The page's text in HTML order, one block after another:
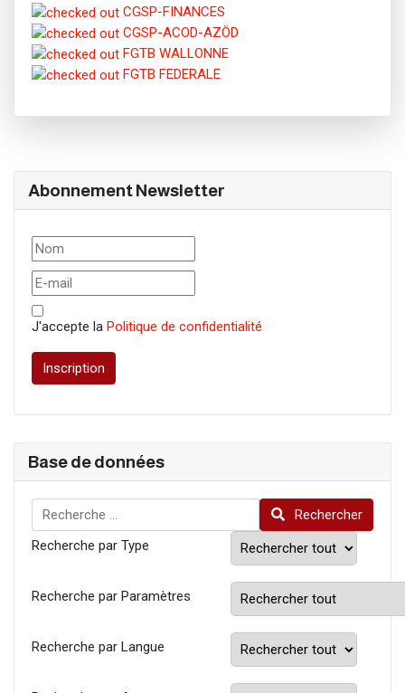
CGSP-FINANCES
CGSP-ACOD-AZÖD
FGTB WALLONNE
FGTB FEDERALE
Abonnement Newsletter
J'accepte la Politique de confidentialité
Inscription
Base de données
Rechercher
Rechercher
Recherche par Type
Recherche par Paramètres
Recherche par Langue